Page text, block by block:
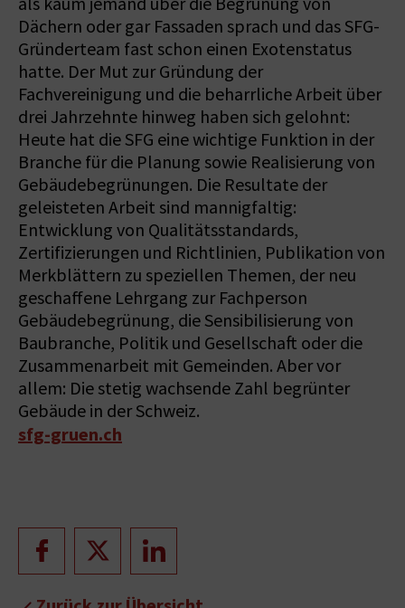
Dächern oder gar Fassaden sprach und das SFG-
Gründerteam fast schon einen Exotenstatus
hatte. Der Mut zur Gründung der
Fachvereinigung und die beharrliche Arbeit über
drei Jahrzehnte hinweg haben sich gelohnt:
Heute hat die SFG eine wichtige Funktion in der
Branche für die Planung sowie Realisierung von
Gebäudebegrünungen. Die Resultate der
geleisteten Arbeit sind mannigfaltig:
Entwicklung von Qualitätsstandards,
Zertifizierungen und Richtlinien, Publikation von
Merkblättern zu speziellen Themen, der neu
geschaffene Lehrgang zur Fachperson
Gebäudebegrünung, die Sensibilisierung von
Baubranche, Politik und Gesellschaft oder die
Zusammenarbeit mit Gemeinden. Aber vor
allem: Die stetig wachsende Zahl begrünter
Gebäude in der Schweiz.
sfg-gruen.ch